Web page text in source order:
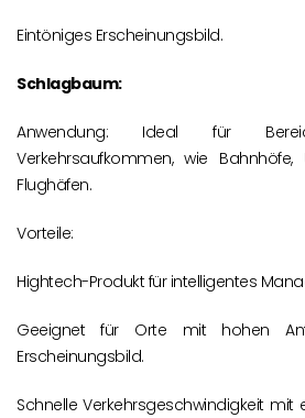
Eintöniges Erscheinungsbild.
Schlagbaum:
Anwendung: Ideal für
Verkehrsaufkommen, wie
Flughäfen.
Vorteile:
Hightech-Produkt für intelligentes
Geeignet für Orte mit hohen
Erscheinungsbild.
Schnelle Verkehrsgeschwindigkeit mit